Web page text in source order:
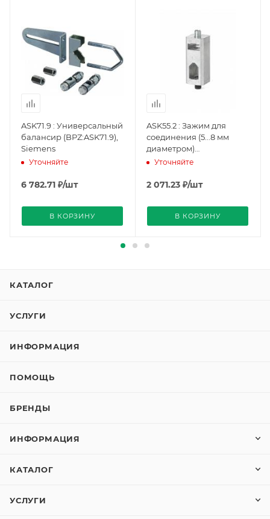
ASK71.9 : Универсальный
балансир (BPZ:ASK71.9),
Siemens
Уточняйте
6 782.71 ₽/шт
В КОРЗИНУ
ASK55.2 : Зажим для
соединения (5...8 мм
диаметром)
(BPZ:ASK55.2), Siemens
Уточняйте
2 071.23 ₽/шт
В КОРЗИНУ
КАТАЛОГ
УСЛУГИ
ИНФОРМАЦИЯ
ПОМОЩЬ
БРЕНДЫ
ИНФОРМАЦИЯ
КАТАЛОГ
УСЛУГИ